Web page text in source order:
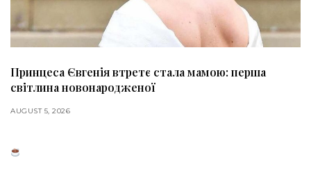
Принцеса Євгенія втретє стала мамою: перша
світлина новонародженої
AUGUST 5, 2026